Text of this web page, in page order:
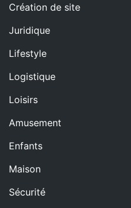
Création de site
Juridique
Lifestyle
Logistique
Loisirs
Amusement
Enfants
Maison
Sécurité